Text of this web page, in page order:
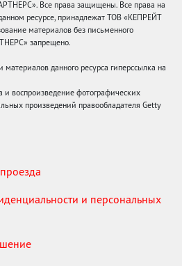
Все права защищены. Все права на
ресурсе, принадлежат ТОВ «КЕПРЕЙТ
материалов без письменного
запрещено.
данного ресурса гиперссылка на
и воспроизведение фотографических
произведений правообладателя Getty
и персональных